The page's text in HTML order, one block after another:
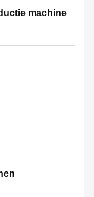
machine